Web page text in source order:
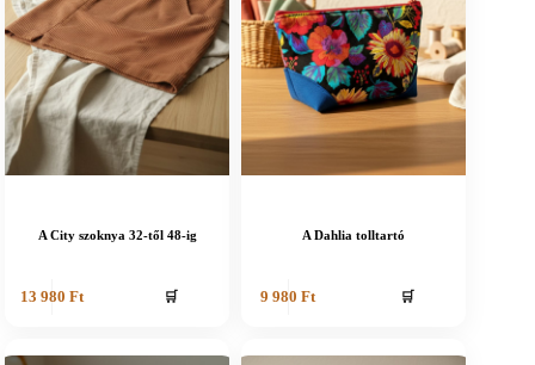
A City szoknya 32-től 48-ig
13 980 Ft 🛒
A Dahlia tolltartó
9 980Ft 🛒